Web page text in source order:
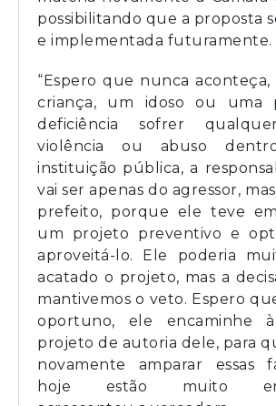
possibilitando que a proposta
e implementada futuramente.
“Espero que nunca aconteça,
criança, um idoso ou uma
deficiência sofrer
violência ou abuso
instituição pública, a
vai ser apenas do agressor,
prefeito, porque ele teve
um projeto preventivo e
aproveitá-lo. Ele poderia
acatado o projeto, mas a
mantivemos o veto. Espero
oportuno, ele encaminhe
projeto de autoria dele, para
novamente amparar essas
hoje estão muito